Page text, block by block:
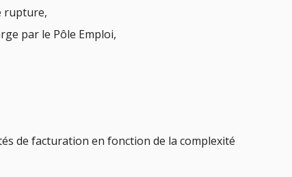
rupture,
par le Pôle Emploi,
de facturation en fonction de la complexité